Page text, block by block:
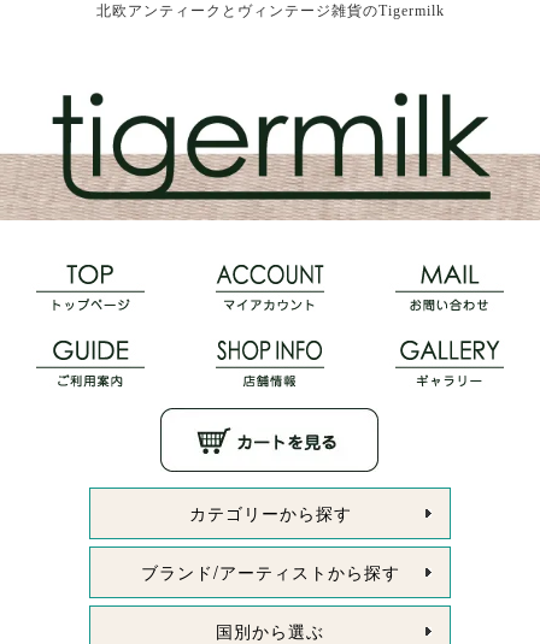
北欧アンティークとヴィンテージ雑貨のTigermilk
カテゴリーから探す
ブランド/アーティストから探す
国別から選ぶ